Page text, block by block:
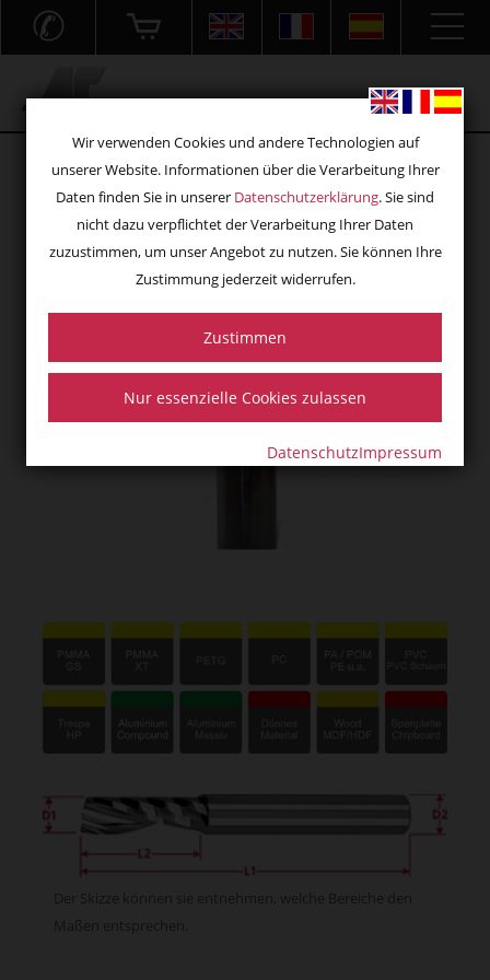
✆
Wir verwenden Cookies und andere Technologien auf
unserer Website. Informationen über die Verarbeitung Ihrer
Daten finden Sie in unserer Datenschutzerklärung. Sie sind
nicht dazu verpflichtet der Verarbeitung Ihrer Daten
zuzustimmen, um unser Angebot zu nutzen. Sie können Ihre
Zustimmung jederzeit widerrufen.
Zustimmen
Nur essenzielle Cookies zulassen
DatenschutzImpressum